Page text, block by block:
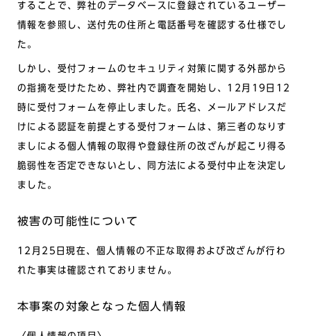
することで、弊社のデータベースに登録されているユーザー
情報を参照し、送付先の住所と電話番号を確認する仕様でし
た。
しかし、受付フォームのセキュリティ対策に関する外部から
の指摘を受けたため、弊社内で調査を開始し、12月19日12
時に受付フォームを停止しました。氏名、メールアドレスだ
けによる認証を前提とする受付フォームは、第三者のなりす
ましによる個人情報の取得や登録住所の改ざんが起こり得る
脆弱性を否定できないとし、同方法による受付中止を決定し
ました。
被害の可能性について
12月25日現在、個人情報の不正な取得および改ざんが行わ
れた事実は確認されておりません。
本事案の対象となった個人情報